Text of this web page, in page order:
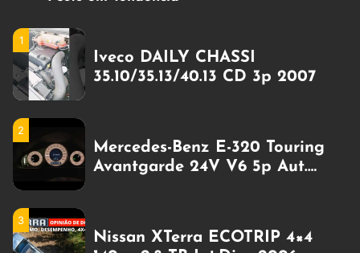
1
Iveco DAILY CHASSI
35.10/35.13/40.13 CD 3p 2007
2
Mercedes-Benz E-320 Touring
Avantgarde 24V V6 5p Aut.
3
Nissan XTerra ECOTRIP 4×4